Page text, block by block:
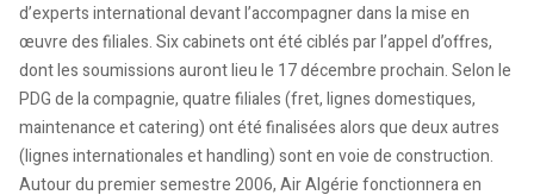
d’experts international devant l’accompagner dans la mise en
œuvre des filiales. Six cabinets ont été ciblés par l’appel d’offres,
dont les soumissions auront lieu le 17 décembre prochain. Selon le
PDG de la compagnie, quatre filiales (fret, lignes domestiques,
maintenance et catering) ont été finalisées alors que deux autres
(lignes internationales et handling) sont en voie de construction.
Autour du premier semestre 2006, Air Algérie fonctionnera en